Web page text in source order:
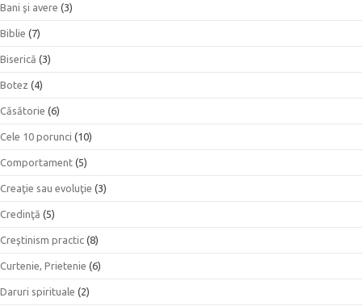
Bani şi avere (3)
Biblie (7)
Biserică (3)
Botez (4)
Căsătorie (6)
Cele 10 porunci (10)
Comportament (5)
Creaţie sau evoluţie (3)
Credinţă (5)
Creştinism practic (8)
Curtenie, Prietenie (6)
Daruri spirituale (2)